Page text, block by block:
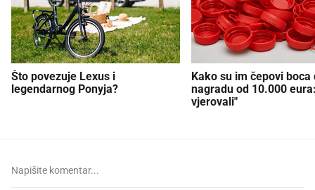
Što povezuje Lexus i
legendarnog Ponyja?
Kako su im čepovi boca
nagradu od 10.000
vjerovali"